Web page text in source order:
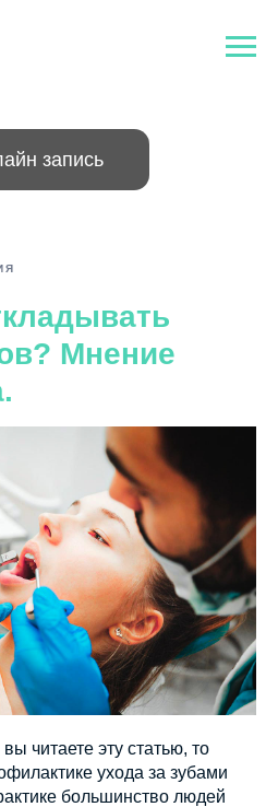
запись
Мнение
читаете эту статью, то
ухода за зубами
большинство людей